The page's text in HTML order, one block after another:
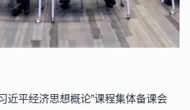
近平经济思想概论”课程集体备课会